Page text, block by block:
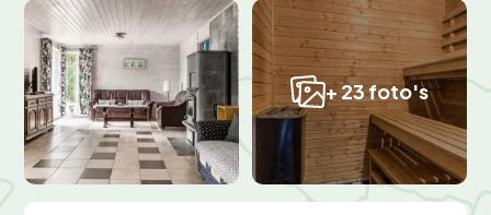
+ 23 foto's